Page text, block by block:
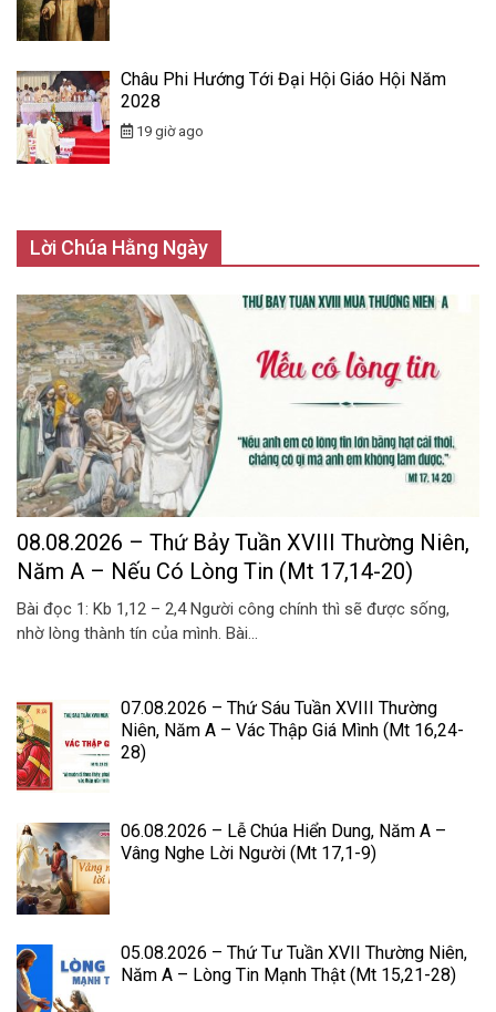
Châu Phi Hướng Tới Đại Hội Giáo Hội Năm
2028
19 giờ ago
Lời Chúa Hằng Ngày
08.08.2026 – Thứ Bảy Tuần XVIII Thường Niên,
Năm A – Nếu Có Lòng Tin (Mt 17,14-20)
Bài đọc 1: Kb 1,12 – 2,4 Người công chính thì sẽ được sống,
nhờ lòng thành tín của mình. Bài...
07.08.2026 – Thứ Sáu Tuần XVIII Thường
Niên, Năm A – Vác Thập Giá Mình (Mt 16,24-
28)
06.08.2026 – Lễ Chúa Hiển Dung, Năm A –
Vâng Nghe Lời Người (Mt 17,1-9)
05.08.2026 – Thứ Tư Tuần XVII Thường Niên,
Năm A – Lòng Tin Mạnh Thật (Mt 15,21-28)